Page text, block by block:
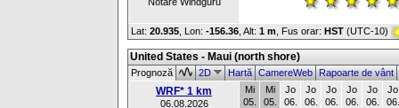
Lat: 20.935 , Lon: -156.36 Alt: 1 m , Fus orar: HST (UTC-10)
United States - Maui (north shore)
Prognoză 2D HartăCamereWebRapoarte de vânt
WRF* 1 km
06.08.2026
Mi
05.
Mi
05.
Jo
06.
Jo
06.
Jo
06.
Jo
06.
Jo
06.
Jo
06.